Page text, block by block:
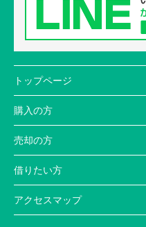
トップページ
購入の方
売却の方
借りたい方
アクセスマップ